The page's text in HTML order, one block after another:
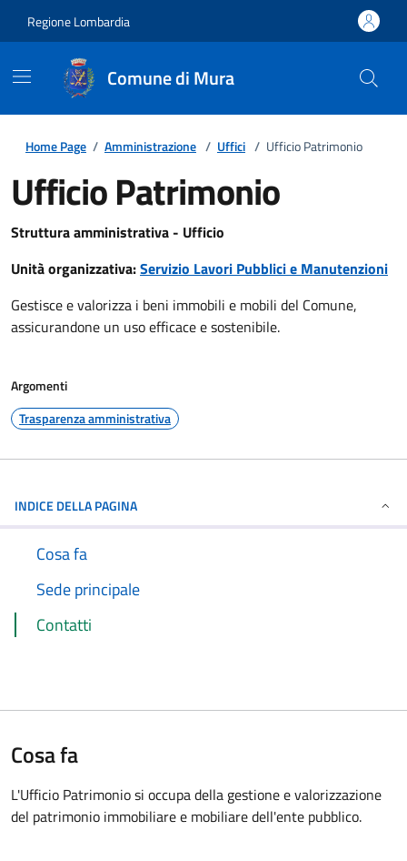
Regione Lombardia
Comune di Mura
Home Page / Amministrazione / Uffici / Ufficio Patrimonio
Ufficio Patrimonio
Struttura amministrativa - Ufficio
Unità organizzativa:Servizio Lavori Pubblici e Manutenzioni
Gestisce e valorizza i beni immobili e mobili del Comune,
assicurandone un uso efficace e sostenibile.
Argomenti
Trasparenza amministrativa
INDICE DELLA PAGINA
Cosa fa
Sede principale
Contatti
Cosa fa
L'Ufficio Patrimonio si occupa della gestione e valorizzazione
del patrimonio immobiliare e mobiliare dell'ente pubblico.